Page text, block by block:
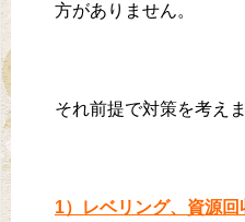
方がありません。
それ前提で対策を考えま
1）レベリング、資源